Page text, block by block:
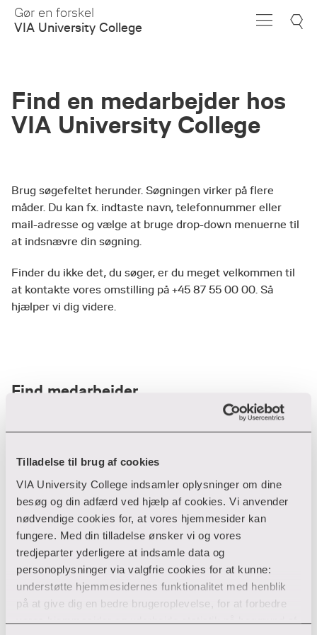
Tilladelse til brug af cookies
VIA University College indsamler oplysninger om dine
besøg og din adfærd ved hjælp af cookies. Vi anvender
nødvendige cookies for, at vores hjemmesider kan
fungere. Med din tilladelse ønsker vi og vores
tredjeparter yderligere at indsamle data og
personoplysninger via valgfrie cookies for at kunne:
understøtte hjemmesidernes funktionalitet med henblik
på at give dig en bedre brugeroplevelse, for at forbedre
vores hjemmesider og udarbejde statistik på baggrund af
Skip
Main
Gør en forskel
VIA University College
Find en medarbejder hos
VIA University College
Brug søgefeltet herunder. Søgningen virker på flere
måder. Du kan fx. indtaste navn, telefonnummer eller
mail-adresse og vælge at bruge drop-down menuerne til
at indsnævre din søgning.
Finder du ikke det, du søger, er du meget velkommen til
at kontakte vores omstilling på +45 87 55 00 00. Så
hjælper vi dig videre.
Find medarbejder
Filter
Ryd filtre
Din søgning gav desværre ikke noget resultat
Giv ikke op endnu!